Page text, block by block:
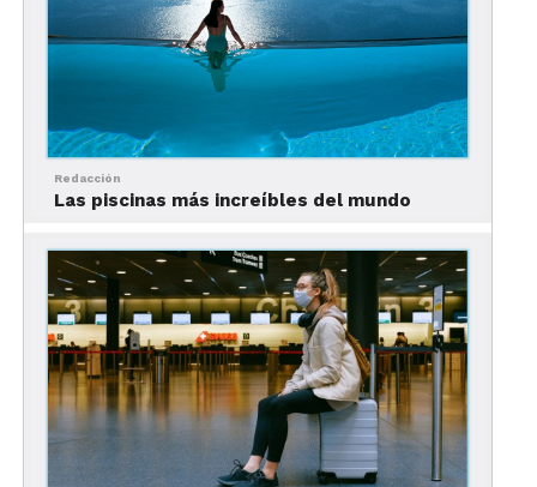
De acuerdo con un informe elaborado por el
Consejo Superior de Investigaciones Científicas
(CSIC), las concentraciones de cloro libre
recomendadas en el agua de las albercas son de 1-3
mg/L, cantidad es suficiente para la inactividad del
coronavirus y para evitar los riesgos de contagio
durante el baño.
Además, los aerosoles generados por gotitas de
agua contaminada de Covid-19, presente en las
áreas de alberca, balnearios o en aguas termales
tendrán las mismas características de desinfección
que las aguas de una piscina.
Medidas preventivas al
nadar en una alberca
Redacción
Las piscinas más increíbles del mundo